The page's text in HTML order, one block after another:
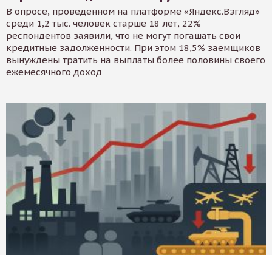
В опросе, проведенном на платформе «Яндекс.Взгляд»
среди 1,2 тыс. человек старше 18 лет, 22%
респондентов заявили, что не могут погашать свои
кредитные задолженности. При этом 18,5% заемщиков
вынуждены тратить на выплаты более половины своего
ежемесячного доход